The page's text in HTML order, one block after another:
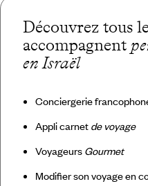
Découvrez tous
accompagnent
en Israël
Conciergerie
Appli carnet de voyage
Voyageurs Gourmet
Modifier son voyage en